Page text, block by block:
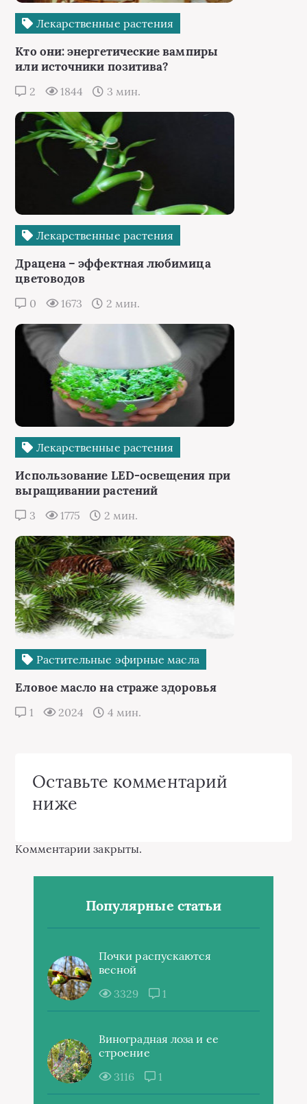
Лекарственные растения
Кто они: энергетические вампиры
или источники позитива?
2 1844 3 мин.
Лекарственные растения
Драцена – эффектная любимица
цветоводов
0 1673 2 мин.
Лекарственные растения
Использование LED-освещения при
выращивании растений
3 1775 2 мин.
Растительные эфирные масла
Еловое масло на страже здоровья
1 2024 4 мин.
Оставьте комментарий
ниже
Комментарии закрыты.
Популярные статьи
Почки распускаются
весной
3329
1
Виноградная лоза и ее
строение
3116
1